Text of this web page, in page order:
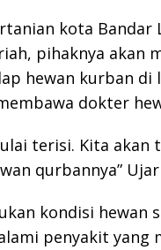
kota
pihaknya akan
hewan kurban di
dokter
terisi. Kita
qurbannya”
kondisi hewan
penyakit yang